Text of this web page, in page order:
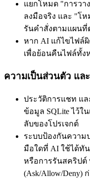
แยกโหมด "การวา
ลงมือจริง และ "โห
รันคำสั่งตามแผนที่
หาก AI แก้ไขไฟล์
เพื่อย้อนคืนไฟล์ทั้
ความเป็นส่วนตัว แล
ประวัติการแชท แ
ข้อมูล SQLite ไว้ใ
ลับของโปรเจกต์
ระบบป้องกันความ
มือใดที่ AI ใช้ได้ทั
หรือการรันสคริป
(Ask/Allow/Deny)